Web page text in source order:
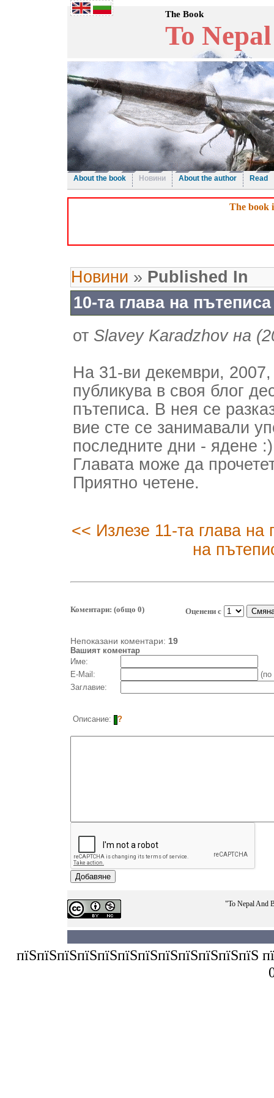
The Book
To
About the book Новини About the author Read
The book
Новини » Published In
10-та глава на пътеписа
от Slavey Karadzhov на
На 31-ви декември,
публикува в своя блог
пътеписа. В нея се
вие сте се занимавали
последните дни - ядене
Главата може да
Приятно четене.
<< Излезе 11-та глава на
на
Коментари: (общо 0) Оценени с
Непоказани коментари: 19
Вашият коментар
Име:
E-Mail:
(по
Заглавие:
Описание: ?
"To Nepal And